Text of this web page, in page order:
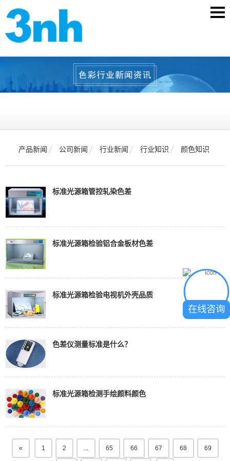
产品新闻 公司新闻 行业新闻 行业知识 颜色知识
标准光源箱管控轧染色差
标准光源箱检验铝合金板材色差
标准光源箱检验电视机外壳品质
色差仪测量标准是什么？
标准光源箱检测手绘颜料颜色
« 1 2 ... 65 66 67 68 69
在线咨询